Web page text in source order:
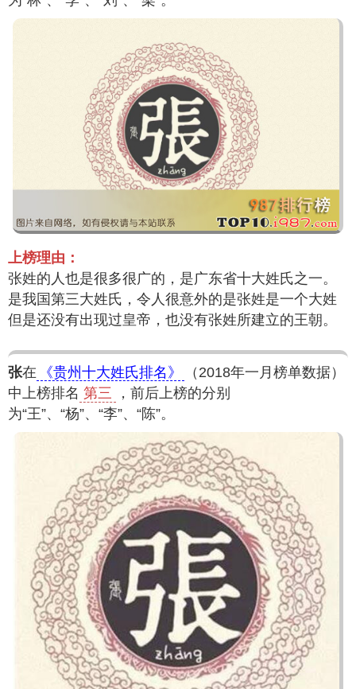
上榜理由：
张姓的人也是很多很广的，是广东省十大姓氏之一。
是我国第三大姓氏，令人很意外的是张姓是一个大姓
但是还没有出现过皇帝，也没有张姓所建立的王朝。
张在 《贵州十大姓氏排名》
（2018年一月榜单数据）
中上榜排名 第三
，前后上榜的分别
为“王”、“杨”、“李”、“陈”。